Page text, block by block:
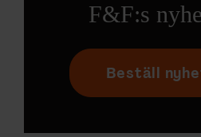
F&F:s
Beställ